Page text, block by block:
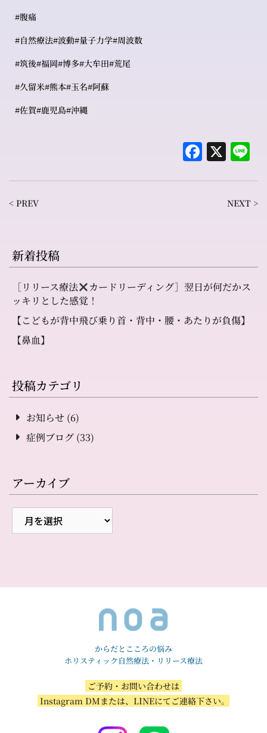
#腹痛
#自然療法#波動#量子力学#周波数
#筑後#福岡#博多#大牟田#荒尾
#久留米#熊本#玉名#阿蘇
#佐賀#鹿児島#沖縄
X
< PREV NEXT >
新着投稿
［リリース療法
カードリーディング］翌日が何だかス
ッキリとした感覚！
【こどもが背中飛び乗り首・背中・腰・あたりが負傷】
【鼻血】
投稿カテゴリ
お知らせ (6)
症例ブログ (33)
アーカイブ
からだとこころの悩み
ホリスティック自然療法・リリース療法
ご予約・お問い合わせは
Instagram DMまたは、LINEにてご連絡下さい。